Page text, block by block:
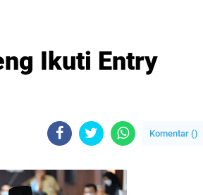
Ikuti Entry
Komentar ()